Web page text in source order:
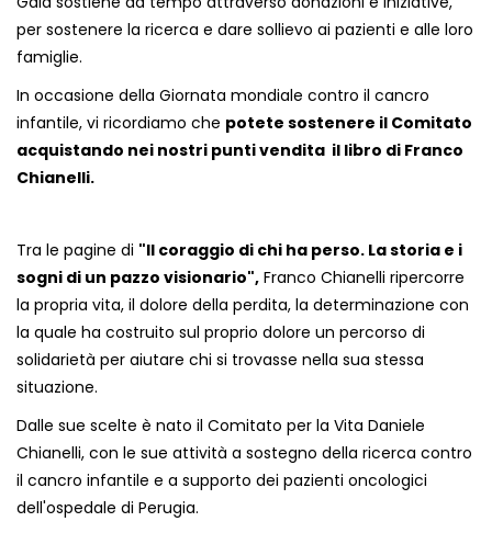
per sostenere la ricerca e dare sollievo ai pazienti e alle loro
famiglie.
In occasione della Giornata mondiale contro il cancro
infantile, vi ricordiamo che potete sostenere il Comitato
acquistando nei nostri punti vendita il libro di Franco
Chianelli.
Tra le pagine di "Il coraggio di chi ha perso. La storia e i
sogni di un pazzo visionario", Franco Chianelli ripercorre
la propria vita, il dolore della perdita, la determinazione con
la quale ha costruito sul proprio dolore un percorso di
solidarietà per aiutare chi si trovasse nella sua stessa
situazione.
Dalle sue scelte è nato il Comitato per la Vita Daniele
Chianelli, con le sue attività a sostegno della ricerca contro
il cancro infantile e a supporto dei pazienti oncologici
dell'ospedale di Perugia.